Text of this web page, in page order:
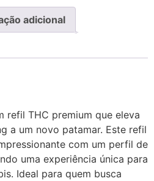
adicional
refil THC premium que eleva
a um novo patamar. Este refil
com um perfil de
uma experiência única para
Ideal para quem busca